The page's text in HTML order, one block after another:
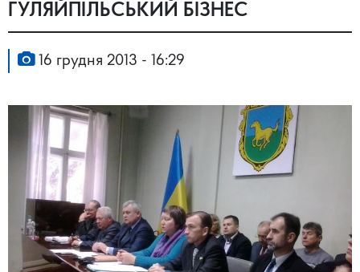
ГУЛЯЙПІЛЬСЬКИЙ БІЗНЕС
16 грудня 2013 - 16:29